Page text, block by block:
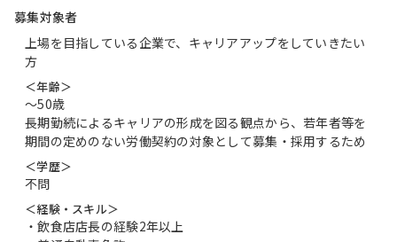
募集対象者
上場を目指している企業で、キャリアアップをしていきたい
方
＜年齢＞
〜50歳
長期勤続によるキャリアの形成を図る観点から、若年者等を
期間の定めのない労働契約の対象として募集・採用するため
＜学歴＞
不問
＜経験・スキル＞
・飲食店店長の経験2年以上